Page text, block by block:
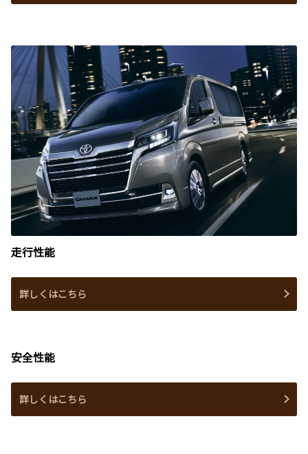
走行性能
詳しくはこちら
安全性能
詳しくはこちら